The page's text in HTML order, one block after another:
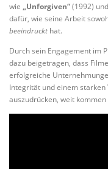
wie „Unforgiven“(1992) und
dafür, wie seine Arbeit
beeindruckt hat.
Durch sein Engagement im
dazu beigetragen, dass
erfolgreiche
Integrität und einem
auszudrücken, weit kommen